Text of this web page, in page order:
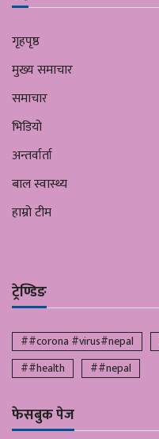
गृहपृष्ठ
मुख्य समाचार
समाचार
भिडियो
अन्तर्वार्ता
बाल स्वास्थ्य
हाम्रो टीम
ट्रेण्डिङ
##corona #virus#nepal
##health
##nepal
फेसबुक पेज